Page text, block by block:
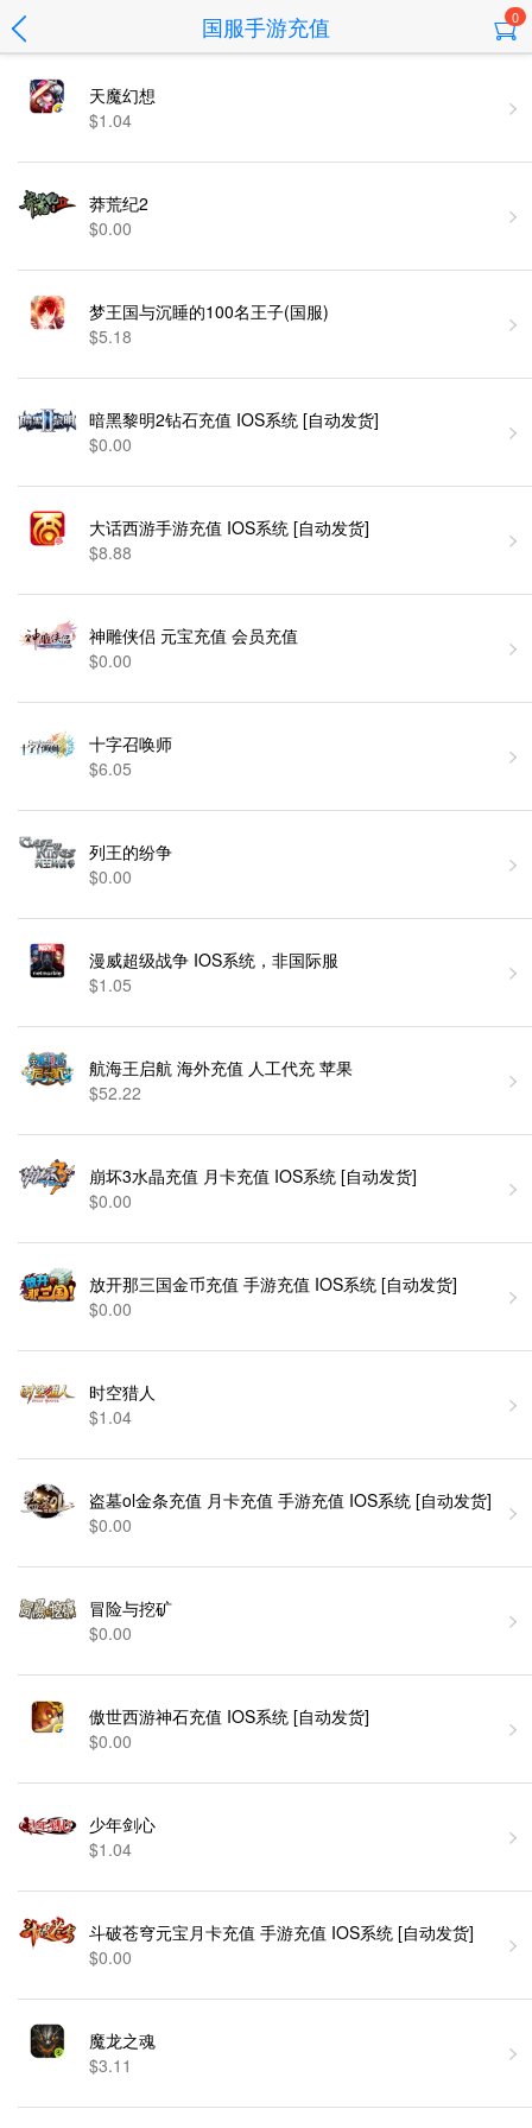
国服手游充值 0
天魔幻想
$1.04
莽荒纪2
$0.00
梦王国与沉睡的100名王子(国服)
$5.18
暗黑黎明2钻石充值 IOS系统 [自动发货]
$0.00
大话西游手游充值 IOS系统 [自动发货]
$8.88
神雕侠侣 元宝充值 会员充值
$0.00
十字召唤师
$6.05
列王的纷争
$0.00
漫威超级战争 IOS系统，非国际服
$1.05
航海王启航 海外充值 人工代充 苹果
$52.22
崩坏3水晶充值 月卡充值 IOS系统 [自动发货]
$0.00
放开那三国金币充值 手游充值 IOS系统 [自动发货]
$0.00
时空猎人
$1.04
盗墓ol金条充值 月卡充值 手游充值 IOS系统 [自动发货]
$0.00
冒险与挖矿
$0.00
傲世西游神石充值 IOS系统 [自动发货]
$0.00
少年剑心
$1.04
斗破苍穹元宝月卡充值 手游充值 IOS系统 [自动发货]
$0.00
魔龙之魂
$3.11